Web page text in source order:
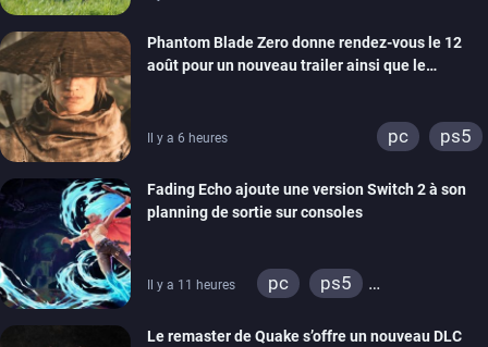
Phantom Blade Zero donne rendez-vous le 12
août pour un nouveau trailer ainsi que le
Il y a 6 heures pc ps5
Fading Echo ajoute une version Switch 2 à son
planning de sortie sur consoles
Il y a 11 heures pc
ps5
Le remaster de Quake s’offre un nouveau DLC